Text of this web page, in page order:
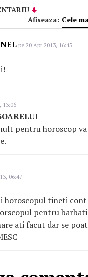
Afiseaza: Cele
pe 20 Apr 2013, 16:45
13:06
pentru horoscop
06:47
horoscopul tineti cont
pentru
ati facut dar se